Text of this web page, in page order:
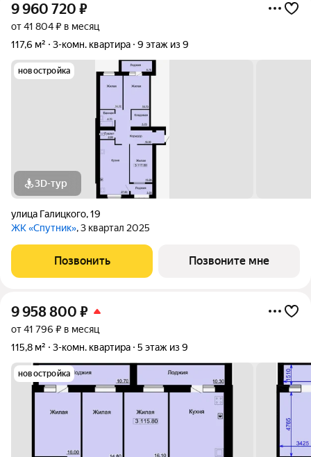
9 960 720 ₽
от 41 804 ₽ в месяц
117,6 м²
3-комн. квартира 9 этаж из 9
новостройка
3D-тур
улица Галицкого,19
ЖК «Спутник», 3 квартал 2025
Позвонить Позвоните мне
9 958 800 ₽
от 41 796 ₽ в месяц
115,8 м²
3-комн. квартира 5 этаж из 9
новостройка